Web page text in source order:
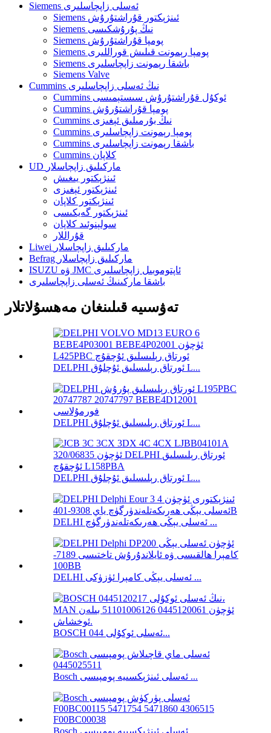
Siemens ئەسلى زاپچاسلىرى
Siemens ئىنژېكتور قۇراشتۇرۇش
Siemens نىڭ پۇرۇشكىسى
Siemens پومپا قۇراشتۇرۇش
Siemens پومپا رېمونت قىلىش قوراللىرى
Siemens باشقا رېمونت زاپچاسلىرى
Siemens Valve
Cummins نىڭ ئەسلى زاپچاسلىرى
Cummins ئوكۇل قۇراشتۇرۇش سىستېمىسى
Cummins پومپا قۇراشتۇرۇش
Cummins نىڭ بۇرمىلىق ئېغىزى
Cummins پومپا رېمونت زاپچاسلىرى
Cummins باشقا رېمونت زاپچاسلىرى
Cummins كلاپان
UD ماركىلىق زاپچاسلار
ئىنژېكتور يىغىش
ئىنژېكتور ئېغىزى
ئىنژېكتور كلاپان
ئىنژېكتور گەيكىسى
سولېنوئىد كلاپان
قۇراللار
Liwei ماركىلىق زاپچاسلار
Befrag ماركىلىق زاپچاسلار
ISUZU ۋە JMC ئاپتوموبىل زاپچاسلىرى
باشقا ماركىنىڭ ئەسلى زاپچاسلىرى
تەۋسىيە قىلىنغان مەھسۇلاتلار
DELPHI ئورتاق رېلىسلىق ئۇچلۇق L...
DELPHI ئورتاق رېلىسلىق ئۇچلۇق L...
DELPHI ئورتاق رېلىسلىق ئۇچلۇق L...
DELHI ئەسلى يېڭى ھەرىكەتلەندۈرگۈچ ...
DELHI ئەسلى يېڭى كامېرا ئۈزۈكى ...
BOSCH ئەسلى ئوكۇلى 044...
Bosch ئەسلى ئىنژېكسىيە پومپىسى ...